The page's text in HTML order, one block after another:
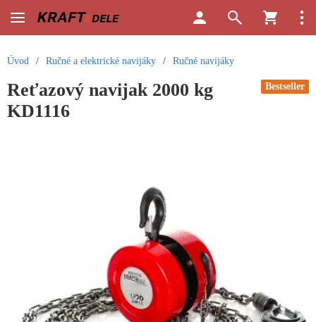
Úvod / Ručné a elektrické navijáky / Ručné navijáky
Bestseller
Reťazový navijak 2000 kg
KD1116